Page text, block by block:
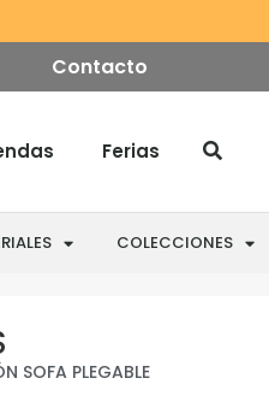
Contacto
Ferias
COLECCIONES
SOFA PLEGABLE